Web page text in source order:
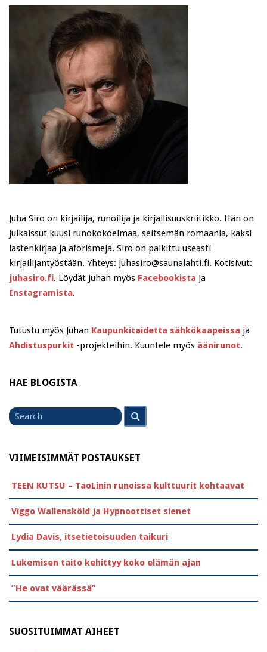
Juha Siro on kirjailija, runoilija ja kirjallisuuskriitikko. Hän on
julkaissut kuusi runokokoelmaa, seitsemän romaania, kaksi
lastenkirjaa ja aforismeja. Siro on palkittu useasti
kirjailijantyöstään. Yhteys: juhasiro@saunalahti.fi. Kotisivut:
juhasiro.fi. Löydät Juhan myös Facebookista ja
Instagramista.
Tutustu myös Juhan Kaupunkitaidetta sähkökaapeissa ja
Ahdistuspurkit -projekteihin. Kuuntele myös äänirunot.
HAE BLOGISTA
Search
for
VIIMEISIMMÄT POSTAUKSET
TEEN KUTSU – TaoLinin runoissa kulttuurit kohtaavat
Viggo Wallensköld ja Hypnoottiset sienet
Lydia Davis, itsetietoisuuden taikuri
Lukemisen taito kehittyy koko elämän ajan
”He ovat väärässä”
SUOSITUIMMAT AIHEET